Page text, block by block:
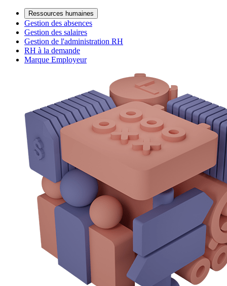
Ressources humaines
Gestion des absences
Gestion des salaires
Gestion de l'administration RH
RH à la demande
Marque Employeur